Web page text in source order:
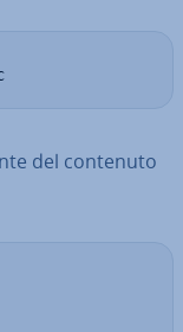
del contenuto